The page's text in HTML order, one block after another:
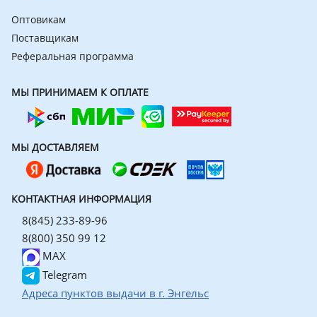
Оптовикам
Поставщикам
Реферальная программа
МЫ ПРИНИМАЕМ К ОПЛАТЕ
МЫ ДОСТАВЛЯЕМ
КОНТАКТНАЯ ИНФОРМАЦИЯ
8(845) 233-89-96
8(800) 350 99 12
MAX
Telegram
Адреса пунктов выдачи в г. Энгельс